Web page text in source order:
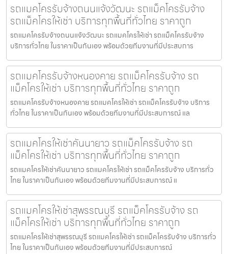
รถแมคโครรับจ้างถนนแจ้งวัฒนะ รถแม็คโครรับจ้าง
รถแม็คโครให้เช่า บริการทุกพื้นที่ทั่วไทย ราคาถูก
รถแมคโครรับจ้างถนนแจ้งวัฒนะ รถแมคโครให้เช่า รถแม็คโครรับจ้าง
บริการทั่วไทย ในราคาเป็นกันเอง พร้อมด้วยทีมงานที่มีประสบการ
รถแมคโครรับจ้างหนองคาย รถแม็คโครรับจ้าง รถ
แม็คโครให้เช่า บริการทุกพื้นที่ทั่วไทย ราคาถูก
รถแมคโครรับจ้างหนองคาย รถแมคโครให้เช่า รถแม็คโครรับจ้าง บริการ
ทั่วไทย ในราคาเป็นกันเอง พร้อมด้วยทีมงานที่มีประสบการณ์ แล
รถแมคโครให้เช่าคันนายาว รถแม็คโครรับจ้าง รถ
แม็คโครให้เช่า บริการทุกพื้นที่ทั่วไทย ราคาถูก
รถแมคโครให้เช่าคันนายาว รถแมคโครให้เช่า รถแม็คโครรับจ้าง บริการทั่ว
ไทย ในราคาเป็นกันเอง พร้อมด้วยทีมงานที่มีประสบการณ์ แ
รถแมคโครให้เช่าสุพรรณบุรี รถแม็คโครรับจ้าง รถ
แม็คโครให้เช่า บริการทุกพื้นที่ทั่วไทย ราคาถูก
รถแมคโครให้เช่าสุพรรณบุรี รถแมคโครให้เช่า รถแม็คโครรับจ้าง บริการทั่ว
ไทย ในราคาเป็นกันเอง พร้อมด้วยทีมงานที่มีประสบการณ์